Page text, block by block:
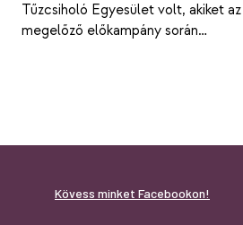
Tűzcsiholó Egyesület volt, akiket
megelőző előkampány során…
Kövess minket Facebookon!